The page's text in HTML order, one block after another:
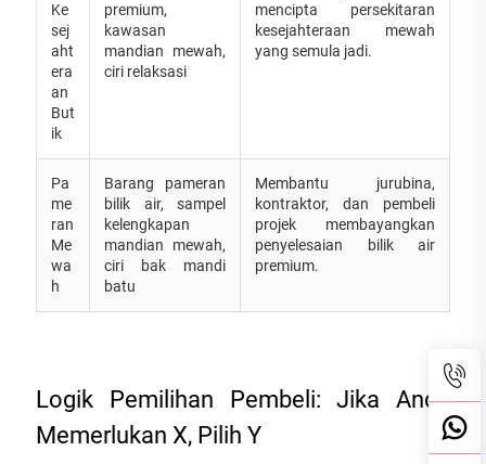
Ke
sej
aht
era
an
But
ik
premium,
kawasan
mandian mewah,
ciri relaksasi
mencipta persekitaran
kesejahteraan mewah
yang semula jadi.
Pa
me
ran
Me
wa
h
Barang pameran
bilik air, sampel
kelengkapan
mandian mewah,
ciri bak mandi
batu
Membantu jurubina,
kontraktor, dan pembeli
projek membayangkan
penyelesaian bilik air
premium.
Logik Pemilihan Pembeli: Jika Anda
Memerlukan X, Pilih Y